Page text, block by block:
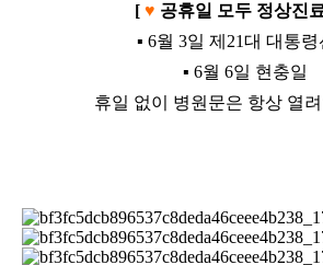
[ ♥ 공휴일 모두 정상진료
▪️ 6월 3일 제21대 대통령
▪️ 6월 6일 현충일
휴일 없이 병원문은 항상 열